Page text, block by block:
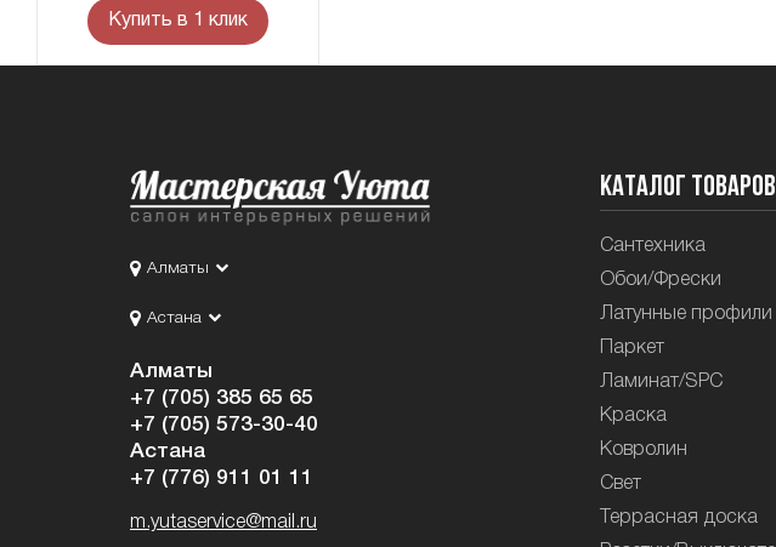
Купить в 1 клик
Алматы
Астана
Алматы
+7 (705) 385 65 65
+7 (705) 573-30-40
Астана
+7 (776) 911 01 11
m.yutaservice@mail.ru
Каталог товаров
Сантехника
Обои/Фрески
Латунные профили
Паркет
Ламинат/SPC
Краска
Ковролин
Свет
Террасная доска